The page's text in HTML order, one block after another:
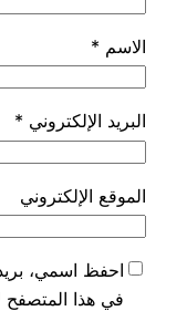
الاسم *
البريد الإلكتروني *
الموقع الإلكتروني
احفظ اسمي،
في هذا المتصفح